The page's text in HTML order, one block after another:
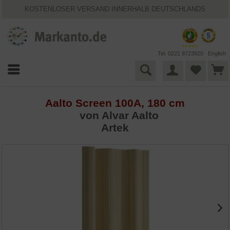
KOSTENLOSER VERSAND INNERHALB DEUTSCHLANDS
BESTPRICE-GARANTIE
Tel. 0221 9723920 English
Aalto Screen 100A, 180 cm
von Alvar Aalto
Artek